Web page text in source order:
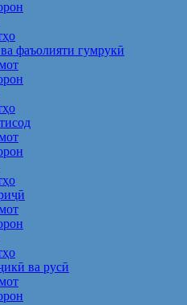
фаъолияти гумрукӣ
ва русӣ